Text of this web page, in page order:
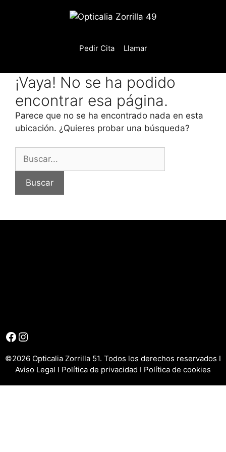
Pedir Cita Llamar
¡Vaya! No se ha podido
encontrar esa página.
Parece que no se ha encontrado nada en esta
ubicación. ¿Quieres probar una búsqueda?
Buscar:
Facebook
Instagram
©2026 Opticalia Zorrilla 51. Todos los derechos reservados I
Aviso Legal I Política de privacidad I Política de cookies